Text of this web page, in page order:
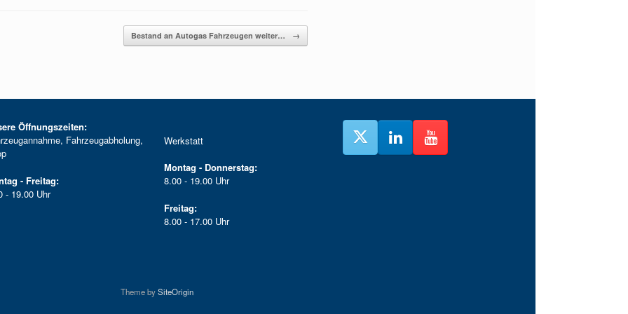
Bestand an Autogas Fahrzeugen weiter… →
Öffnungszeiten:
Fahrzeugabholung,
- Freitag:
- 19.00 Uhr
Werkstatt
Montag - Donnerstag:
8.00 - 19.00 Uhr
Freitag:
8.00 - 17.00 Uhr
Theme bySiteOrigin